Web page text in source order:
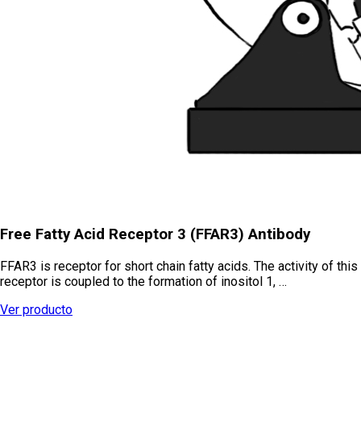
Free Fatty Acid Receptor 3 (FFAR3) Antibody
FFAR3 is receptor for short chain fatty acids. The activity of this
receptor is coupled to the formation of inositol 1, …
Ver producto